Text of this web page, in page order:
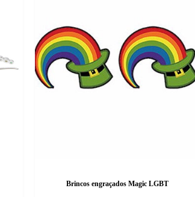
Brincos engraçados Magic LGBT